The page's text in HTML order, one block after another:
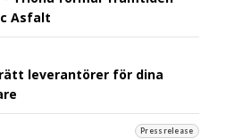
Asfalt
leverantörer för dina
Pressrelease